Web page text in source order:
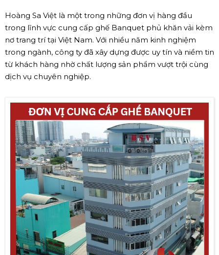
Hoàng Sa Việt là một trong những đơn vị hàng đầu
trong lĩnh vực cung cấp ghế Banquet phủ khăn vải kèm
nơ trang trí tại Việt Nam. Với nhiều năm kinh nghiệm
trong ngành, công ty đã xây dựng được uy tín và niềm tin
từ khách hàng nhờ chất lượng sản phẩm vượt trội cùng
dịch vụ chuyên nghiệp.